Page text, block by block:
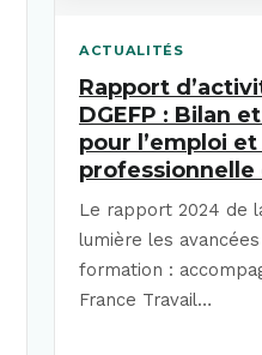
ACTUALITÉS
Rapport
DGEFP : Bilan
pour l’emploi
professionnelle
Le rapport 2024 de
lumière les
formation :
France Travail…